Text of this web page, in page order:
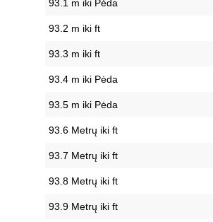
93.1 m iki Pėda
93.2 m iki ft
93.3 m iki ft
93.4 m iki Pėda
93.5 m iki Pėda
93.6 Metrų iki ft
93.7 Metrų iki ft
93.8 Metrų iki ft
93.9 Metrų iki ft